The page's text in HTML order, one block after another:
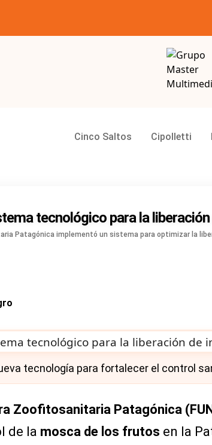
Grupo
Cinco Saltos Cipolletti
tecnológico para la
Patagónica implementó un sistema para optimizar la
tecnología para fortalecer el control
Zoofitosanitaria Patagónica
de la mosca de los frutos en la